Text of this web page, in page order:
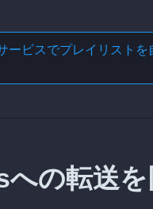
ービスでプレイリスト
の転送を